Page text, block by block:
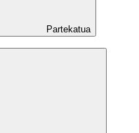
Partekatua